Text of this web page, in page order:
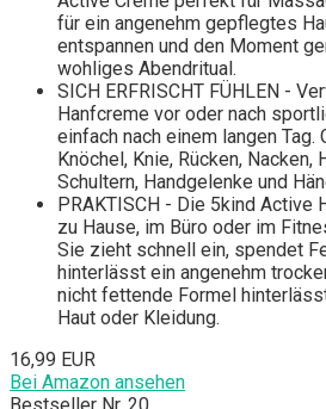
für ein angenehm gepflegtes
entspannen und den Moment
wohliges Abendritual.
SICH ERFRISCHT FÜHLEN -
Hanfcreme vor oder nach
einfach nach einem langen Tag.
Knöchel, Knie, Rücken, Nacken,
Schultern, Handgelenke und
PRAKTISCH - Die 5kind Active
zu Hause, im Büro oder im
Sie zieht schnell ein, spendet
hinterlässt ein angenehm
nicht fettende Formel
Haut oder Kleidung.
16,99 EUR
Bei Amazon ansehen